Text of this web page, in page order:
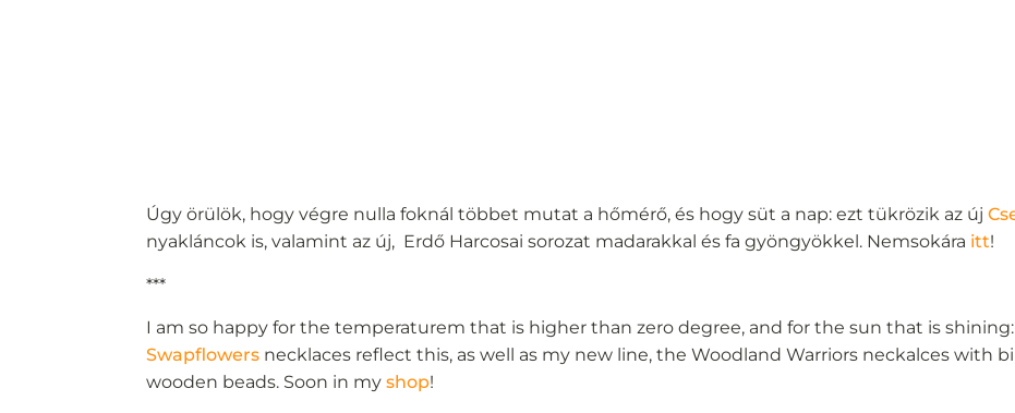
Úgy örülök, hogy végre nulla foknál többet mutat a hőmérő, és hogy süt a nap: ezt tükrözik az új
nyakláncok is, valamint az új, Erdő Harcosai sorozat madarakkal és fa gyöngyökkel. Nemsokára itt!
***
I am so happy for the temperaturem that is higher than zero degree, and for the sun that is
Swapflowers necklaces reflect this, as well as my new line, the Woodland Warriors neckalces with
wooden beads. Soon in myshop!